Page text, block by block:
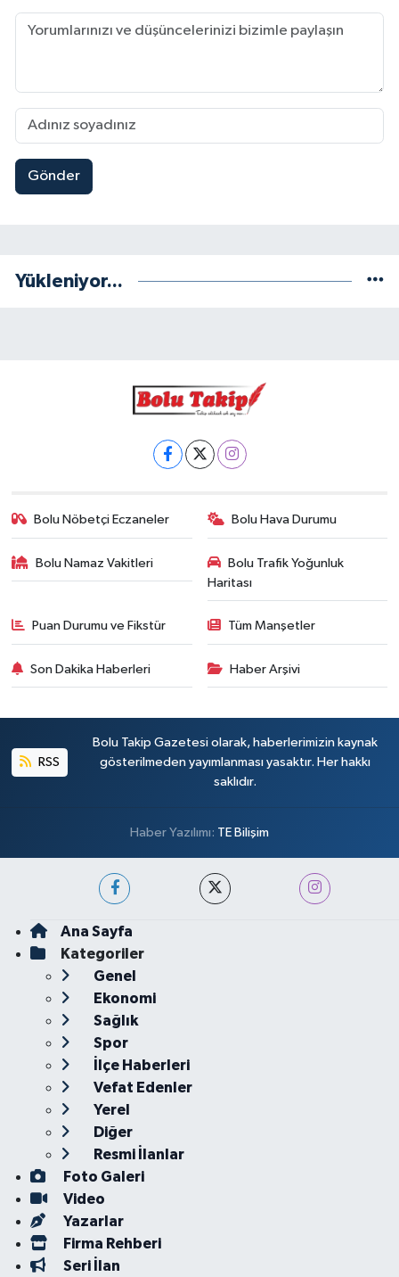
Gönder
Yükleniyor...
Bolu Nöbetçi Eczaneler Bolu Hava Durumu
Bolu Namaz Vakitleri
Bolu Trafik Yoğunluk
Haritası
Puan Durumu ve Fikstür Tüm Manşetler
Son Dakika Haberleri Haber Arşivi
RSS
Bolu Takip Gazetesi olarak, haberlerimizin kaynak
gösterilmeden yayımlanması yasaktır. Her hakkı
saklıdır.
Haber Yazılımı: TE Bilişim
Ana Sayfa
Kategoriler
Genel
Ekonomi
Sağlık
Spor
İlçe Haberleri
Vefat Edenler
Yerel
Diğer
Resmi İlanlar
Foto Galeri
Video
Yazarlar
Firma Rehberi
Seri İlan